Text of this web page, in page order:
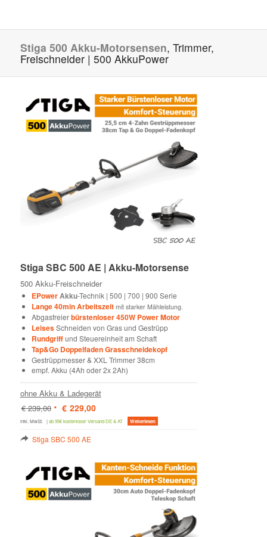
Stiga 500 Akku-Motorsensen, Trimmer,
Freischneider | 500 AkkuPower
Stiga SBC 500 AE | Akku-Motorsense
500 Akku-Freischneider
EPowerAkku-Technik | 500 | 700 | 900 Serie
Lange 40min Arbeitszeit mit starker Mähleistung.
Abgasfreierbürstenloser 450W Power Motor
LeisesSchneiden von Gras und Gestrüpp
Rundgriffund Steuereinheit am Schaft
Tap&Go Doppelfaden Grasschneidekopf
Gestrüppmesser & XXL Trimmer 38cm
empf. Akku (4Ah oder 2x 2Ah)
ohne Akku & Ladegerät
€239,00 Ursprünglicher
Preis
war:
€ 229,00
ist:
inkl. MwSt. |ab 99€ kostenloser Versand DE & AT Weiterlesen
Stiga SBC 500 AE